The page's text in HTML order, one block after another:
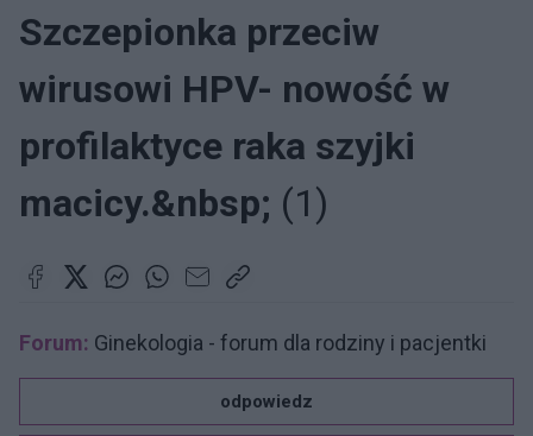
Szczepionka przeciw
wirusowi HPV- nowość w
profilaktyce raka szyjki
macicy.&nbsp; (1)
Forum: Ginekologia - forum dla rodziny i pacjentki
odpowiedz